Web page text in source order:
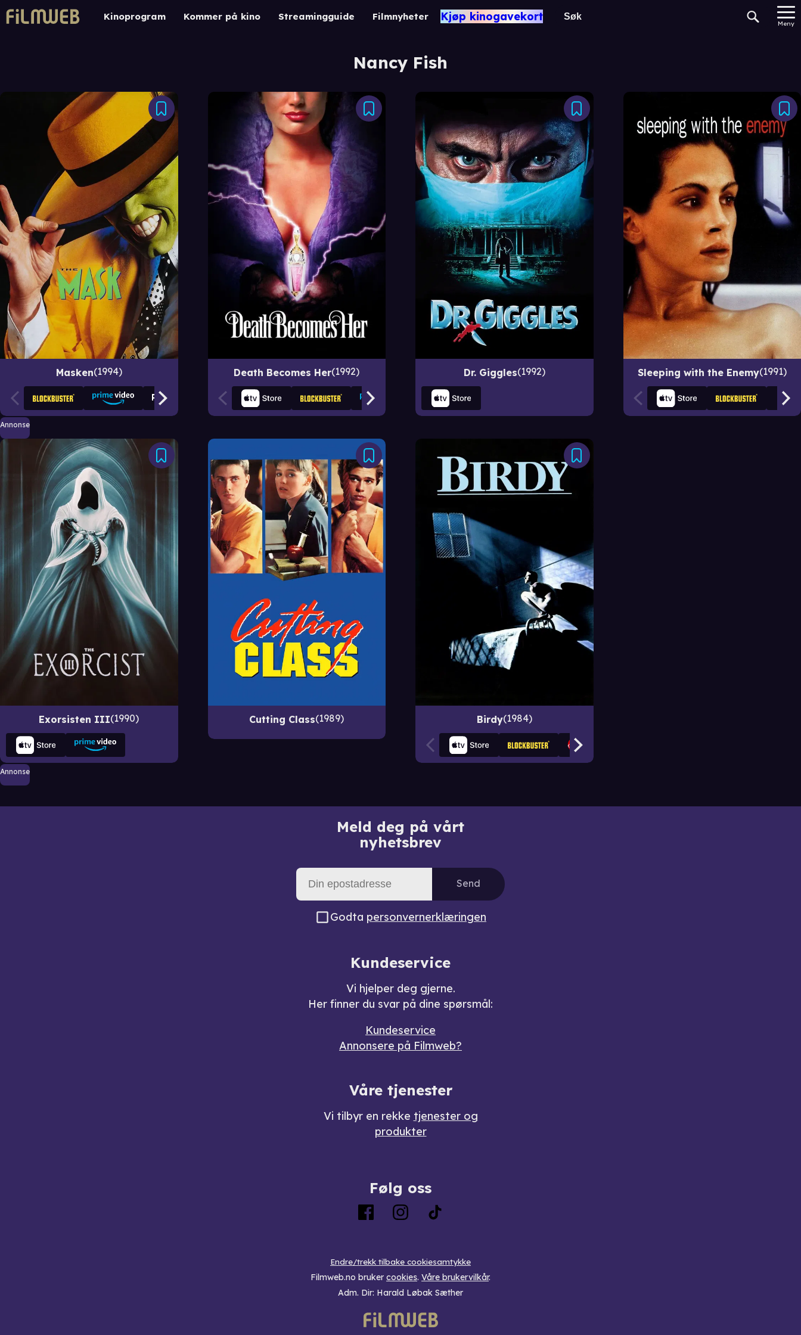
Kinoprogram Kommer på kino Streamingguide Filmnyheter Kjøp kinogavekort
Meny
Nancy Fish
Masken 1994 Death Becomes Her 1992 Dr. Giggles 1992 Sleeping with the Enemy 1991
Annonse
Exorsisten III 1990 Cutting Class 1989 Birdy 1984
Annonse
Meld deg på vårt
nyhetsbrev
Send
Godta personvernerklæringen
Kundeservice
Vi hjelper deg gjerne.
Her finner du svar på dine spørsmål:
Kundeservice
Annonsere på Filmweb?
Våre tjenester
Vi tilbyr en rekke tjenester og
produkter
Følg oss
Endre/trekk tilbake cookiesamtykke
Filmweb.no bruker cookies. Våre brukervilkår.
Adm. Dir: Harald Løbak Sæther